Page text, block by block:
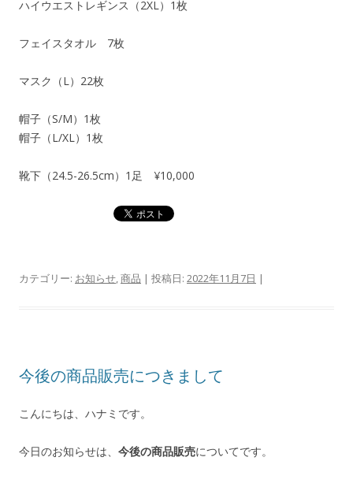
ハイウエストレギンス（2XL）1枚
フェイスタオル 7枚
マスク（L）22枚
帽子（S/M）1枚
帽子（L/XL）1枚
靴下（24.5-26.5cm）1足 ¥10,000
カテゴリー: お知らせ,商品 | 投稿日: 2022年11月7日 |
今後の商品販売につきまして
こんにちは、ハナミです。
今日のお知らせは、 今後の商品販売についてです。